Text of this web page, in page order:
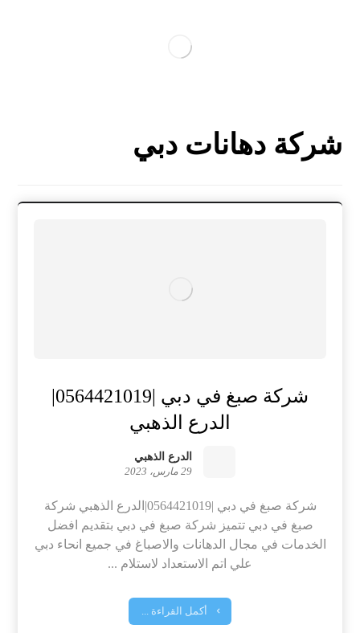
شركة دهانات دبي
شركة صبغ في دبي |0564421019|
الدرع الذهبي
الدرع الذهبي
29 مارس، 2023
شركة صبغ في دبي |0564421019|الدرع الذهبي شركة
صبغ في دبي تتميز شركة صبغ في دبي بتقديم افضل
الخدمات في مجال الدهانات والاصباغ في جميع انحاء دبي
علي اتم الاستعداد لاستلام ...
أكمل القراءة ...